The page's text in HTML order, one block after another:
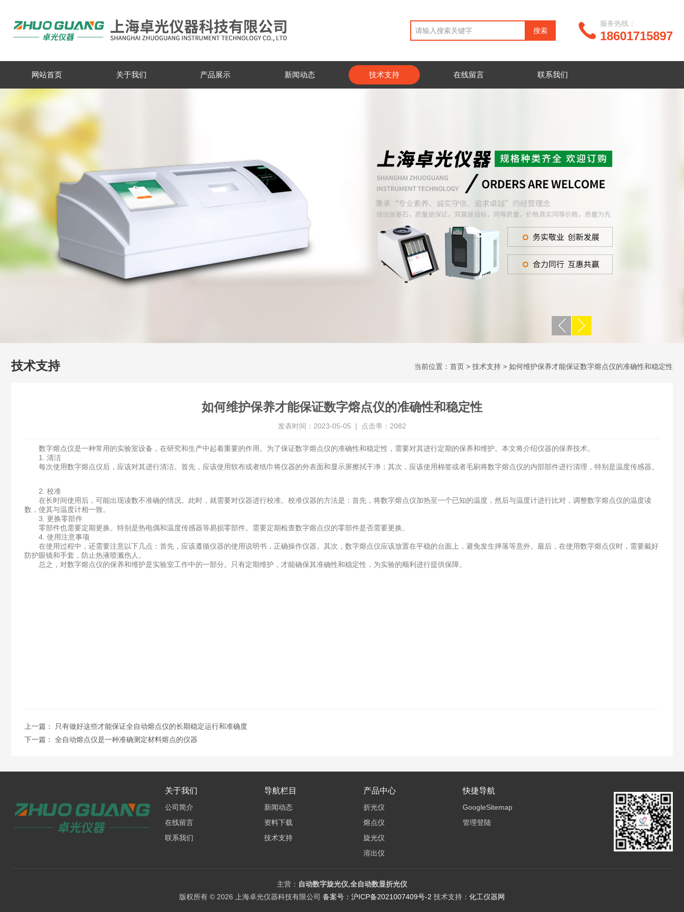
18601715897
服务热线：
网站首页 关于我们 产品展示 新闻动态 技术支持 在线留言 联系我们
技术支持 当前位置： 首页 > 技术支持 > 如何维护保养才能保证数字熔点仪的准确性和稳定性
如何维护保养才能保证数字熔点仪的准确性和稳定性
发表时间：2023-05-05 | 点击率：2082
数字熔点仪是一种常用的实验室设备，在研究和生产中起着重要的作用。为了保证数字熔点仪的准确性和稳定性，需要对其进行定期的保养和维护。本文将介绍仪器的保养技术。
1. 清洁
每次使用数字熔点仪后，应该对其进行清洁。首先，应该使用软布或者纸巾将仪器的外表面和显示屏擦拭干净；其次，应该使用棉签或者毛刷将数字熔点仪的内部部件进行清理，特别是温度传感器。
2. 校准
在长时间使用后，可能出现读数不准确的情况。此时，就需要对仪器进行校准。校准仪器的方法是：首先，将数字熔点仪加热至一个已知的温度，然后与温度计进行比对，调整数字熔点仪的温度读
数，使其与温度计相一致。
3. 更换零部件
零部件也需要定期更换。特别是热电偶和温度传感器等易损零部件。需要定期检查数字熔点仪的零部件是否需要更换。
4. 使用注意事项
在使用过程中，还需要注意以下几点：首先，应该遵循仪器的使用说明书，正确操作仪器。其次，数字熔点仪应该放置在平稳的台面上，避免发生摔落等意外。最后，在使用数字熔点仪时，需要戴好
防护眼镜和手套，防止热液喷溅伤人。
总之，对数字熔点仪的保养和维护是实验室工作中的一部分。只有定期维护，才能确保其准确性和稳定性，为实验的顺利进行提供保障。
上一篇：
只有做好这些才能保证全自动熔点仪的长期稳定运行和准确度
下一篇： 全自动熔点仪是一种准确测定材料熔点的仪器
关于我们
公司简介
在线留言
联系我们
导航栏目
新闻动态
资料下载
技术支持
产品中心
折光仪
熔点仪
旋光仪
溶出仪
差示热分析仪
紫外/可见分光光度计
快捷导航
GoogleSitemap
管理登陆
主营： 自动数字旋光仪,全自动数显折光仪
版权所有 © 2026 上海卓光仪器科技有限公司 备案号：沪ICP备2021007409号-2 技术支持： 化工仪器网